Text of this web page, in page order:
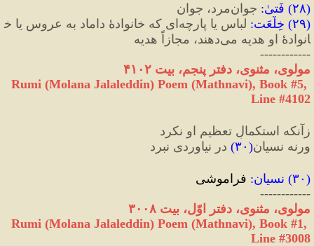
(۲۸) فَتیٰ: جوان‌مرد، جوان
(۲۹) خِلْعَت:
لباس یا پارچه‌ای که خانوادهٔ داماد به عروس یا خ
انوادهٔ او هدیه می‌دهند، مجازاً هدیه
------------
مولوی، مثنوی، دفتر پنجم، بیت ۴۱۰۲
Rumi (Molana Jalaleddin) Poem (Mathnavi), Book #5,
Line #4102
زآنکه استکمالِ تعظیم او نکرد
ورنه نسیان( ۳۰) در نیاوردی نبرد
( ۳۰) نسیان: فراموشی
------------
مولوی، مثنوی، دفتر اوّل، بیت ۳۰۰۸
Rumi (Molana Jalaleddin) Poem (Mathnavi), Book #1,
Line #3008